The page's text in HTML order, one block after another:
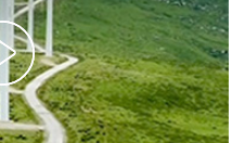
com um futuro